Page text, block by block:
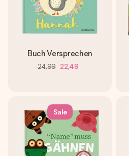
Buch Versprechen
24,99 22,49
Sale